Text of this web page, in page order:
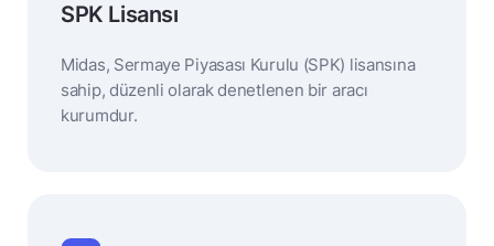
SPK Lisansı
Midas, Sermaye Piyasası Kurulu (SPK) lisansına
sahip, düzenli olarak denetlenen bir aracı
kurumdur.